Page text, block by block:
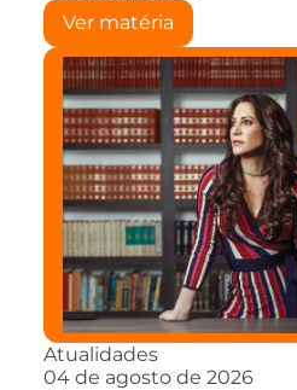
Ver matéria
Atualidades
04 de agosto de 2026